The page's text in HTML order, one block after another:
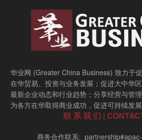
华业网 (Greater China Business) 致力于
在华贸易、投资与业务发展；促进大中华
最新企业动态和行业趋势；分享经营与管
为各方在华取得商业成功，促进可持续发
联 系 我 们 |
商务合作联系: